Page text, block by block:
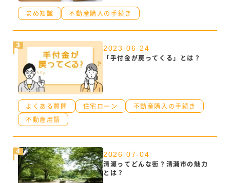
まめ知識 不動産購入の手続き
2023-06-24
「手付金が戻ってくる」とは？
よくある質問 住宅ローン
不動産購入の手続き
不動産用語
2026-07-04
清瀬ってどんな街？清瀬市の魅力
とは？